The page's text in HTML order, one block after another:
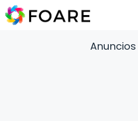
Saltar
al
Anuncios